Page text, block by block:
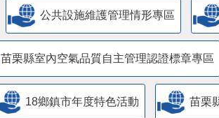
​公共設施維護管理情形專區
苗栗縣室內空氣品質自主管理認證標章專區
18鄉鎮市年度特色活動 苗栗